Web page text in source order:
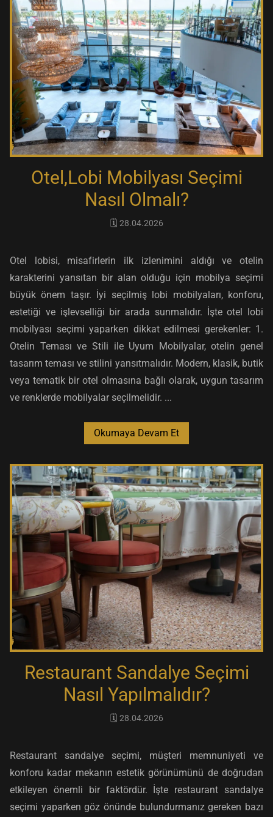
Otel,Lobi Mobilyası Seçimi
Nasıl Olmalı?
🗓️ 28.04.2026
Otel lobisi, misafirlerin ilk izlenimini aldığı ve otelin
karakterini yansıtan bir alan olduğu için mobilya seçimi
büyük önem taşır. İyi seçilmiş lobi mobilyaları, konforu,
estetiği ve işlevselliği bir arada sunmalıdır. İşte otel lobi
mobilyası seçimi yaparken dikkat edilmesi gerekenler: 1.
Otelin Teması ve Stili ile Uyum Mobilyalar, otelin genel
tasarım teması ve stilini yansıtmalıdır. Modern, klasik, butik
veya tematik bir otel olmasına bağlı olarak, uygun tasarım
ve renklerde mobilyalar seçilmelidir. ...
Okumaya Devam Et
Restaurant Sandalye Seçimi
Nasıl Yapılmalıdır?
🗓️ 28.04.2026
Restaurant sandalye seçimi, müşteri memnuniyeti ve
konforu kadar mekanın estetik görünümünü de doğrudan
etkileyen önemli bir faktördür. İşte restaurant sandalye
seçimi yaparken göz önünde bulundurmanız gereken bazı